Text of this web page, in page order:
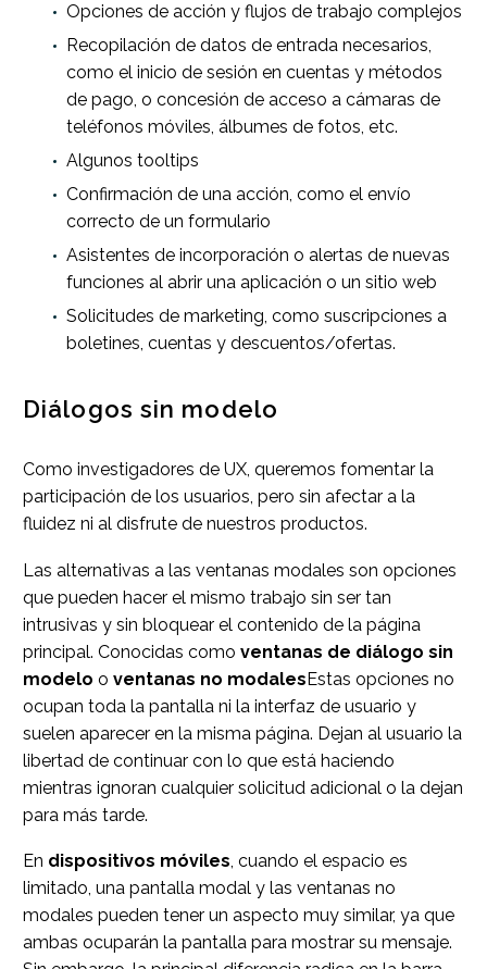
Opciones de acción y flujos de trabajo complejos
Recopilación de datos de entrada necesarios,
como el inicio de sesión en cuentas y métodos
de pago, o concesión de acceso a cámaras de
teléfonos móviles, álbumes de fotos, etc.
Algunos tooltips
Confirmación de una acción, como el envío
correcto de un formulario
Asistentes de incorporación o alertas de nuevas
funciones al abrir una aplicación o un sitio web
Solicitudes de marketing, como suscripciones a
boletines, cuentas y descuentos/ofertas.
Diálogos sin modelo
Como investigadores de UX, queremos fomentar la
participación de los usuarios, pero sin afectar a la
fluidez ni al disfrute de nuestros productos.
Las alternativas a las ventanas modales son opciones
que pueden hacer el mismo trabajo sin ser tan
intrusivas y sin bloquear el contenido de la página
principal. Conocidas como ventanas de diálogo sin
modelo o ventanas no modalesEstas opciones no
ocupan toda la pantalla ni la interfaz de usuario y
suelen aparecer en la misma página. Dejan al usuario la
libertad de continuar con lo que está haciendo
mientras ignoran cualquier solicitud adicional o la dejan
para más tarde.
En dispositivos móviles, cuando el espacio es
limitado, una pantalla modal y las ventanas no
modales pueden tener un aspecto muy similar, ya que
ambas ocuparán la pantalla para mostrar su mensaje.